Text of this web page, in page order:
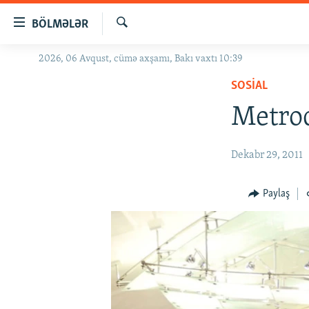
BÖLMƏLƏR
GÜNDƏM
Axtar
2026, 06 Avqust, cümə axşamı, Bakı vaxtı 10:39
SOSIAL
Dekabr 29, 2011
Paylaş